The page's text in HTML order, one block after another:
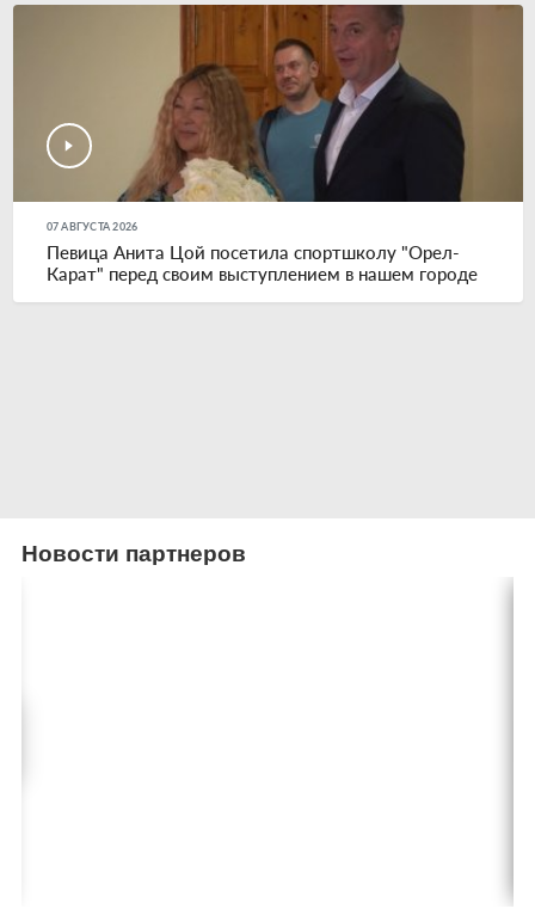
07 АВГУСТА 2026
Певица Анита Цой посетила спортшколу "Орел-
Карат" перед своим выступлением в нашем городе
Новости партнеров